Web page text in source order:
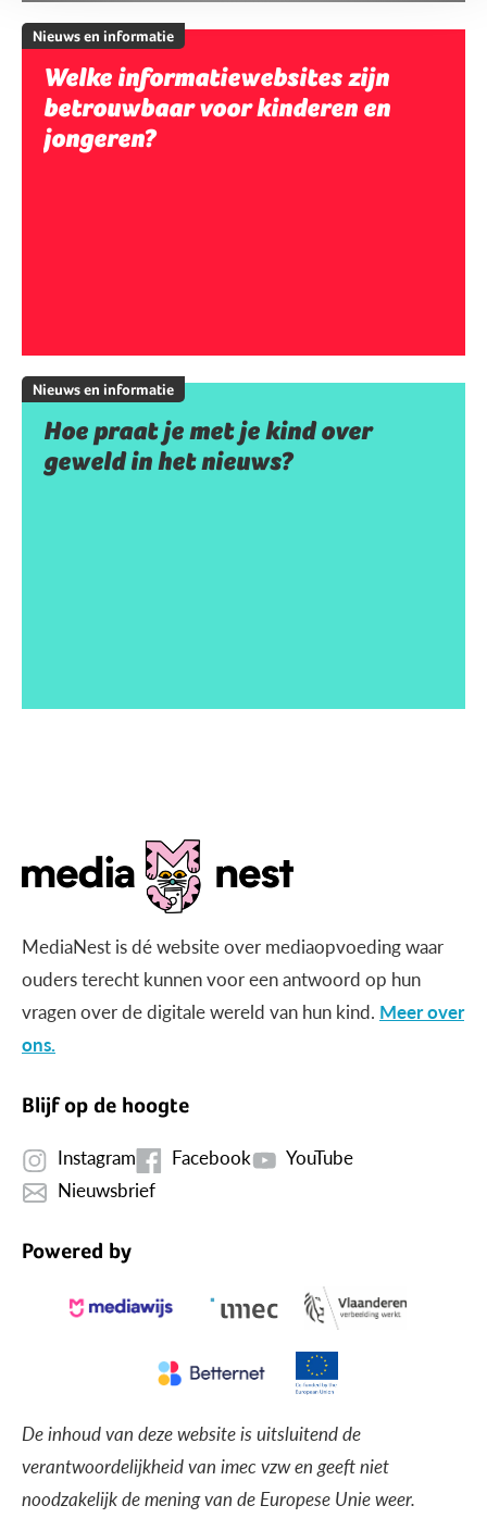
Nieuws en informatie
Welke informatiewebsites zijn
betrouwbaar voor kinderen en
jongeren?
Nieuws en informatie
Hoe praat je met je kind over
geweld in het nieuws?
MediaNest is dé website over mediaopvoeding waar
ouders terecht kunnen voor een antwoord op hun
vragen over de digitale wereld van hun kind. Meer over
ons.
Blijf op de hoogte
Instagram Facebook
YouTube
Nieuwsbrief
Powered by
De inhoud van deze website is uitsluitend de
verantwoordelijkheid van imec vzw en geeft niet
noodzakelijk de mening van de Europese Unie weer.